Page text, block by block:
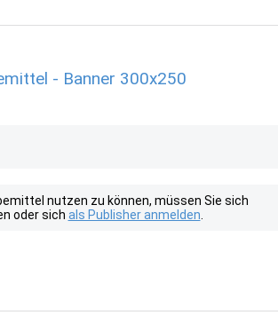
- Banner 300x250
nutzen zu können, müssen Sie sich
oder sich als Publisher anmelden